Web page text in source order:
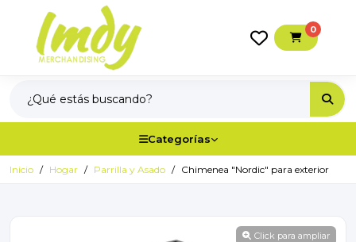
0
Categorías
Inicio Hogar Parrilla y Asado Chimenea "Nordic" para exterior
Click para ampliar